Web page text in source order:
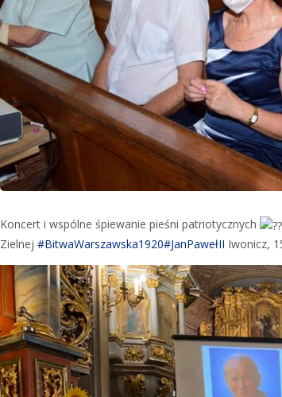
Koncert i wspólne śpiewanie pieśni patriotycznych
Zielnej #BitwaWarszawska1920#JanPawełII Iwonicz,